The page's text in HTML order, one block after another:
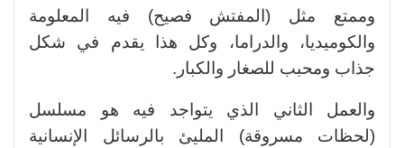
وممتع مثل (المفتش فصيح) فيه المعلومة
والكوميديا، والدراما، وكل هذا يقدم في شكل
جذاب ومحبب للصغار والكبار.
والعمل الثاني الذي يتواجد فيه هو مسلسل
(لحظات مسروقة) المليئ بالرسائل الإنسانية